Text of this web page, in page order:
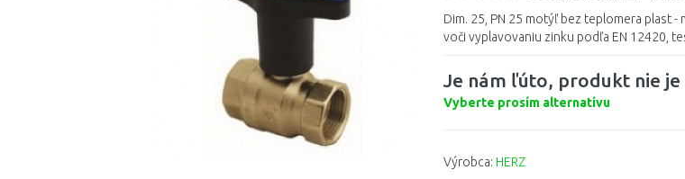
Dim. 25, PN 25 motýľ bez teplomera plast
voči vyplavovaniu zinku podľa EN 12420,
Je nám ľúto, produkt nie je
Vyberte prosím alternatívu
Výrobca: HERZ